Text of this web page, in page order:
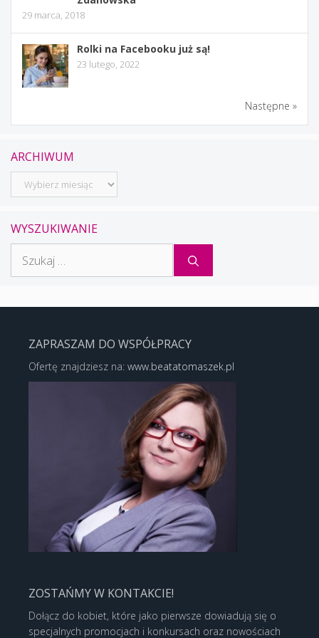
29 marca, 2018
Rolki na Facebooku już są!
23 lutego, 2022
Następne »
ARCHIWUM
Archiwum
WYSZUKIWANIE
ZAPRASZAM DO WSPÓŁPRACY
Ofertę znajdziesz na: www.beatatomaszek.pl
ZOSTAŃMY W KONTAKCIE!
Dołącz do kobiet, które jako pierwsze dowiadują się o
specjalnych promocjach i konkursach oraz nowościach